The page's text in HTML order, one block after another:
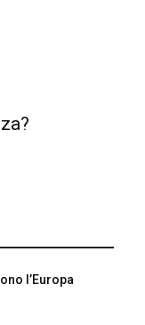
l’Europa